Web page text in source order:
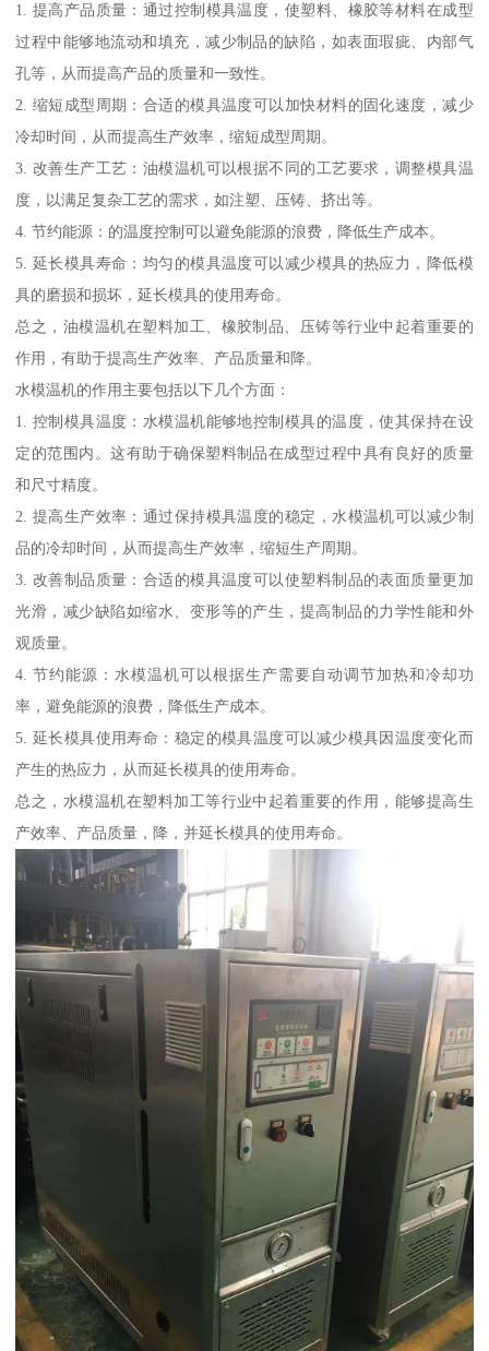
1. 提高产品质量：通过控制模具温度，使塑料、橡胶等材料在成型
过程中能够地流动和填充，减少制品的缺陷，如表面瑕疵、内部气
孔等，从而提高产品的质量和一致性。
2. 缩短成型周期：合适的模具温度可以加快材料的固化速度，减少
冷却时间，从而提高生产效率，缩短成型周期。
3. 改善生产工艺：油模温机可以根据不同的工艺要求，调整模具温
度，以满足复杂工艺的需求，如注塑、压铸、挤出等。
4. 节约能源：的温度控制可以避免能源的浪费，降低生产成本。
5. 延长模具寿命：均匀的模具温度可以减少模具的热应力，降低模
具的磨损和损坏，延长模具的使用寿命。
总之，油模温机在塑料加工、橡胶制品、压铸等行业中起着重要的
作用，有助于提高生产效率、产品质量和降。
水模温机的作用主要包括以下几个方面：
1. 控制模具温度：水模温机能够地控制模具的温度，使其保持在设
定的范围内。这有助于确保塑料制品在成型过程中具有良好的质量
和尺寸精度。
2. 提高生产效率：通过保持模具温度的稳定，水模温机可以减少制
品的冷却时间，从而提高生产效率，缩短生产周期。
3. 改善制品质量：合适的模具温度可以使塑料制品的表面质量更加
光滑，减少缺陷如缩水、变形等的产生，提高制品的力学性能和外
观质量。
4. 节约能源：水模温机可以根据生产需要自动调节加热和冷却功
率，避免能源的浪费，降低生产成本。
5. 延长模具使用寿命：稳定的模具温度可以减少模具因温度变化而
产生的热应力，从而延长模具的使用寿命。
总之，水模温机在塑料加工等行业中起着重要的作用，能够提高生
产效率、产品质量，降，并延长模具的使用寿命。